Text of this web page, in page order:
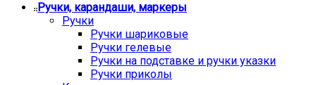
Ручки, карандаши, маркеры
Ручки
Ручки шариковые
Ручки гелевые
Ручки на подставке и ручки указки
Ручки приколы